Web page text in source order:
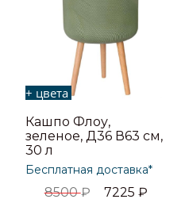
+ цвета
Кашпо Флоу,
зеленое, Д36 В63 см,
30 л
Бесплатная доставка*
8500₽ 7225 ₽